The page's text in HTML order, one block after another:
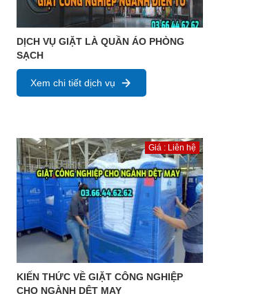
DỊCH VỤ GIẶT LÀ QUẦN ÁO PHÒNG
SẠCH
Xem chi tiết dịch vụ
Giá : Liên hệ
KIẾN THỨC VỀ GIẶT CÔNG NGHIỆP
CHO NGÀNH DỆT MAY